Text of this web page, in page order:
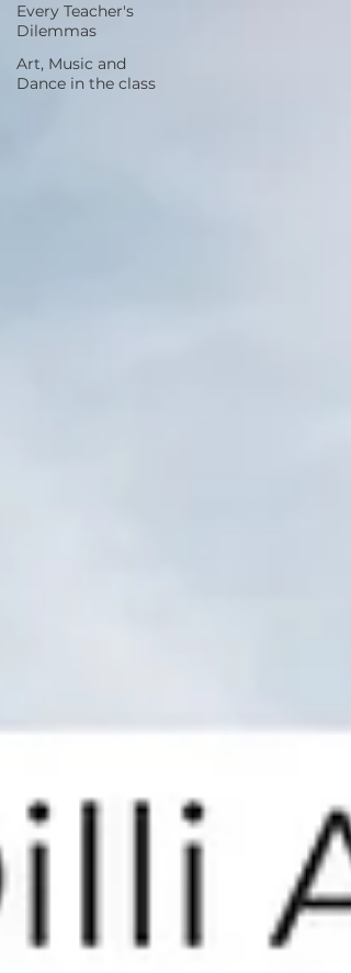
Every Teacher's
Dilemmas
Art, Music and
Dance in the class